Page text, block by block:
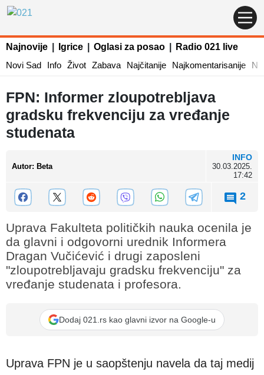
Najnovije Igrice Oglasi za posao
Radio 021 live
Novi Sad
Info Život Zabava Najčitanije Najkomentarisanije
FPN: Informer zloupotrebljava
gradsku frekvenciju za vređanje
studenata
Autor: Beta
INFO
30.03.2025.
17:42
2
Uprava Fakulteta političkih nauka ocenila je
da glavni i odgovorni urednik Informera
Dragan Vučićević i drugi zaposleni
"zloupotrebljavaju gradsku frekvenciju" za
vređanje studenata i profesora.
Dodaj 021.rs kao glavni izvor na Google-u
Uprava FPN je u saopštenju navela da taj medij